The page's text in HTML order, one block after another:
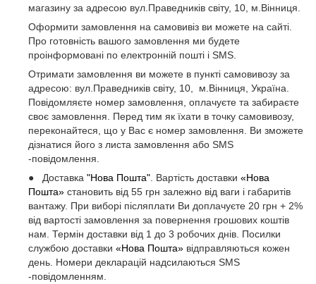
магазину за адресою вул.Праведників світу, 10, м.Вінниця.
Оформити замовлення на самовивіз ви можете на сайті.
Про готовність вашого замовлення ми будете
проінформовані по електронній пошті і SMS.
Отримати замовлення ви можете в пункті самовивозу за
адресою: вул.Праведників світу, 10, м.Вінниця, Україна.
Повідомляєте номер замовлення, оплачуєте та забираєте
своє замовлення. Перед тим як їхати в точку самовивозу,
переконайтеся, що у Вас є номер замовлення. Ви зможете
дізнатися його з листа замовлення або SMS
-повідомлення.
● Доставка "Нова Пошта" . Вартість доставки «Нова
Пошта» становить від 55 грн залежно від ваги і габаритів
вантажу. При виборі післяплати Ви доплачуєте 20 грн + 2%
від вартості замовлення за повернення грошових коштів
нам. Термін доставки від 1 до 3 робочих днів. Посилки
службою доставки «Нова Пошта» відправляються кожен
день. Номери декларацій надсилаються SMS
-повідомленням.